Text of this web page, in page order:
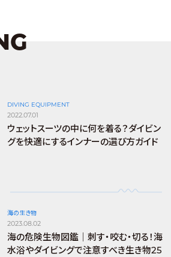
DIVING EQUIPMENT
2022.07.01
ウェットスーツの中に何を着る？ダイビン
グを快適にするインナーの選び方ガイド
海の生き物
2023.08.02
海の危険生物図鑑｜刺す・咬む・切る！海
水浴やダイビングで注意すべき生き物25